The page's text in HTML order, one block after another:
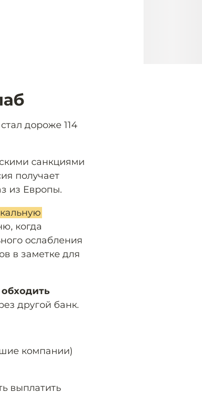
дороже 114
санкциями
получает
из Европы.
когда
ослабления
в заметке для
другой банк.
компании)
выплатить